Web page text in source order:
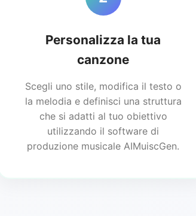
Personalizza la tua
canzone
Scegli uno stile, modifica il testo o
la melodia e definisci una struttura
che si adatti al tuo obiettivo
utilizzando il software di
produzione musicale AIMuiscGen.